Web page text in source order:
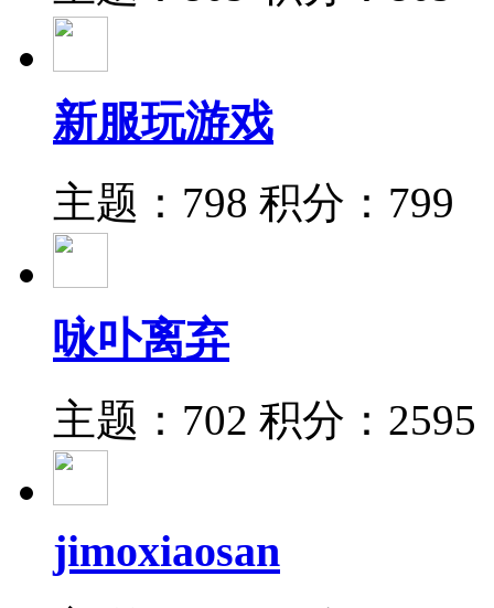
新服玩游戏
主题：798 积分：799
咏卟离弃
主题：702 积分：2595
jimoxiaosan